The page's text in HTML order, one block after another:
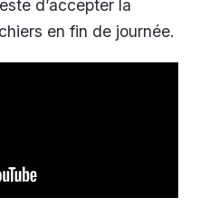
d’accepter la
en fin de journée.